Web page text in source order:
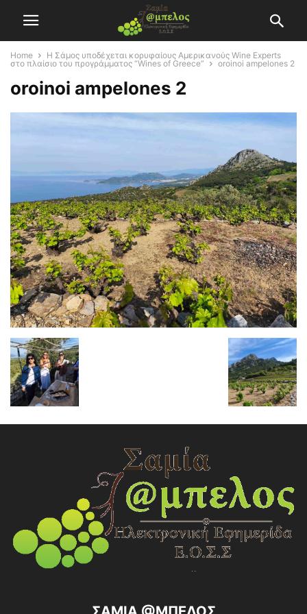
Home
Η Σάμος υποδέχεται κορυφαίους Αμερικανούς Wine Experts
στο πλαίσιο του προγράμματος “Wines of Greece”
oroinoi ampelones 2
oroinoi ampelones 2